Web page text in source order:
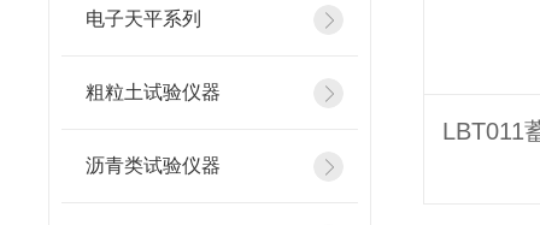
电子天平系列
粗粒土试验仪器
沥青类试验仪器